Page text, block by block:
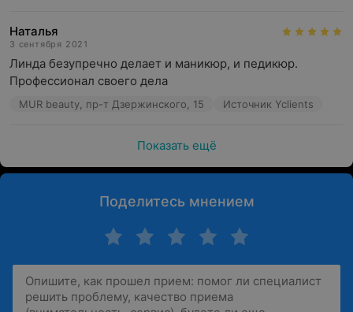
Наталья
3 сентября 2021
Линда безупречно делает и маникюр, и педикюр.
Профессионал своего дела
MUR beauty, пр-т Дзержинского, 15 Источник Yclients
Показать ещё
Поделитесь мнением